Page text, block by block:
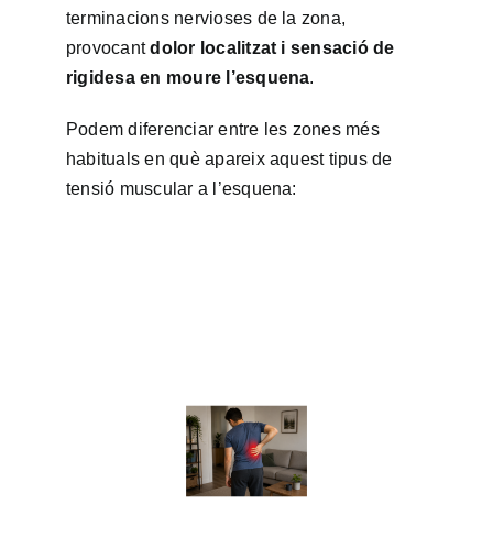
terminacions nervioses de la zona,
provocantdolor localitzat i sensació de
rigidesa en moure l’esquena.
Podem diferenciar entre les zones més
habituals en què apareix aquest tipus de
tensió muscular a l’esquena: